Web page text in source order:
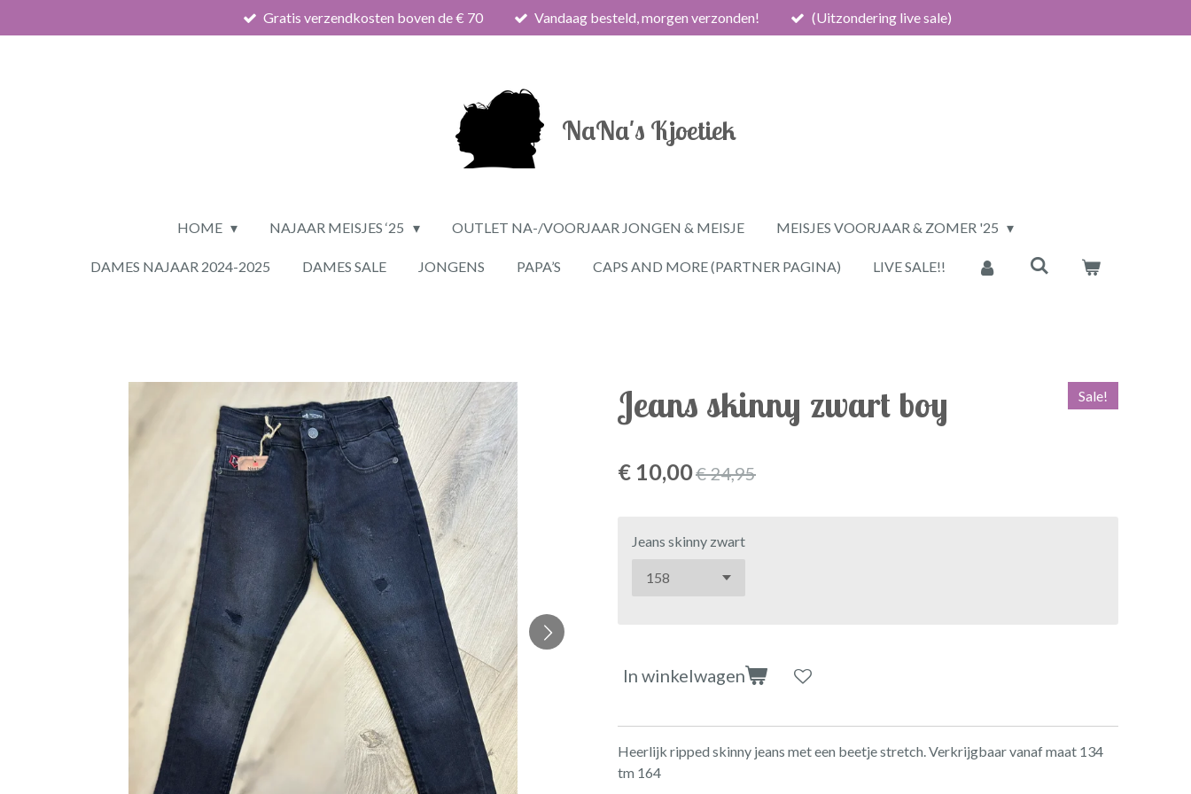
direct
Gratis verzendkosten boven de € 70 Vandaag besteld, morgen verzonden! (Uitzondering live sale)
NaNa's Kjoetiek
HOME NAJAAR MEISJES ‘25 OUTLET NA-/VOORJAAR JONGEN & MEISJE MEISJES VOORJAAR & ZOMER '25
DAMES NAJAAR 2024-2025 DAMES SALE JONGENS PAPA’S CAPS AND MORE (PARTNER PAGINA) LIVE SALE!!
Jeans skinny zwart boy Sale!
€ 10,00€ 24,95
Jeans skinny zwart
In winkelwagen
Heerlijk ripped skinny jeans met een beetje stretch. Verkrijgbaar vanaf maat 134
tm 164